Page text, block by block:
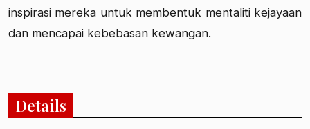
inspirasi mereka untuk membentuk mentaliti kejayaan
dan mencapai kebebasan kewangan.
Details